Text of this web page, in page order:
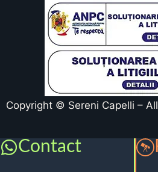
Copyright © Sereni Capelli –
Contact